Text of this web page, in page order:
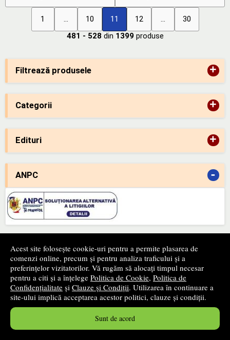
Acest site folosește cookie-uri pentru a permite plasarea de
comenzi online, precum și pentru analiza traficului și a
preferințelor vizitatorilor. Vă rugăm să alocați timpul necesar
pentru a citi și a înțelege Politica de Cookie, Politica de
Confidențialitate și Clauze și Condiții. Utilizarea în continuare a
site-ului implică acceptarea acestor politici, clauze și condiții.
Sunt de acord
Filtrează produsele +
Categorii +
Edituri +
ANPC -
SAL
1 10 11 12 30
481 - 528 din 1399 produse
Newsletter